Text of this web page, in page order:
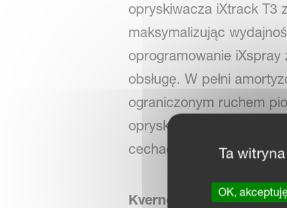
opryskiwacza iXtrack T3
maksymalizując
oprogramowanie
obsługę. W pełni
ograniczonym ruchem
opryskowe HSA 21/24
cechach i opcjach, które
Kverneland iXtrack T3
Ta
OK,